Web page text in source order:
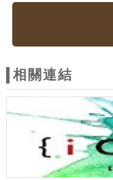
相關連結